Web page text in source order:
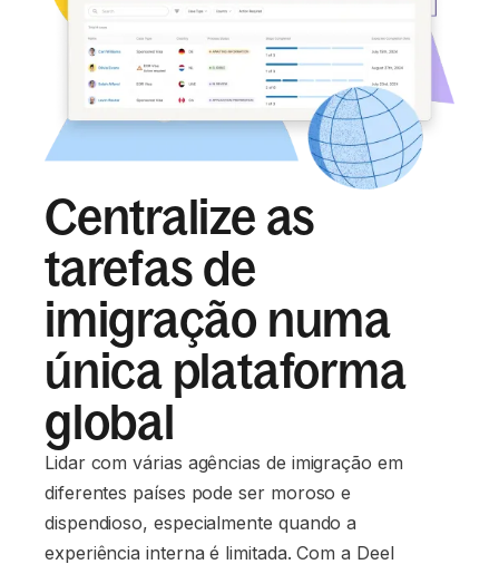
Centralize as
tarefas de
imigração numa
única plataforma
global
Lidar com várias agências de imigração em
diferentes países pode ser moroso e
dispendioso, especialmente quando a
experiência interna é limitada. Com a Deel